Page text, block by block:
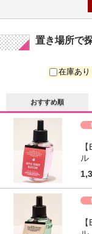
置き場所で
おすすめ順
在庫あり
ル